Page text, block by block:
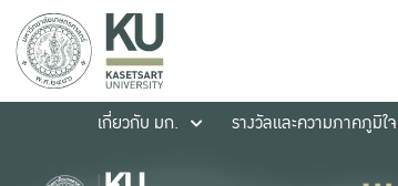
เกี่ยวกับ มก.
รางวัลและความภาคภูมิใจ